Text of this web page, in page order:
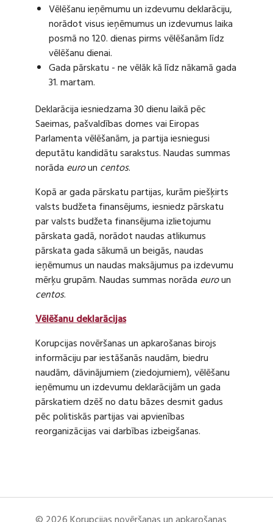
Vēlēšanu ieņēmumu un izdevumu deklarāciju,
norādot visus ieņēmumus un izdevumus laika
posmā no 120. dienas pirms vēlēšanām līdz
vēlēšanu dienai.
Gada pārskatu - ne vēlāk kā līdz nākamā gada
31. martam.
Deklarācija iesniedzama 30 dienu laikā pēc
Saeimas, pašvaldības domes vai Eiropas
Parlamenta vēlēšanām, ja partija iesniegusi
deputātu kandidātu sarakstus. Naudas summas
norāda euroun centos.
Kopā ar gada pārskatu partijas, kurām piešķirts
valsts budžeta finansējums, iesniedz pārskatu
par valsts budžeta finansējuma izlietojumu
pārskata gadā, norādot naudas atlikumus
pārskata gada sākumā un beigās, naudas
ieņēmumus un naudas maksājumus pa izdevumu
mērķu grupām. Naudas summas norāda euroun
centos.
Vēlēšanu deklarācijas
Korupcijas novēršanas un apkarošanas birojs
informāciju par iestāšanās naudām, biedru
naudām, dāvinājumiem (ziedojumiem), vēlēšanu
ieņēmumu un izdevumu deklarācijām un gada
pārskatiem dzēš no datu bāzes desmit gadus
pēc politiskās partijas vai apvienības
reorganizācijas vai darbības izbeigšanas.